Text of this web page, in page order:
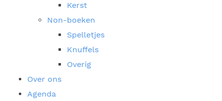
Kerst
Non-boeken
Spelletjes
Knuffels
Overig
Over ons
Agenda